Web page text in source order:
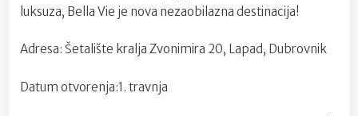
luksuza, Bella Vie je nova nezaobilazna destinacija!
Adresa: Šetalište kralja Zvonimira 20, Lapad, Dubrovnik
Datum otvorenja:1. travnja